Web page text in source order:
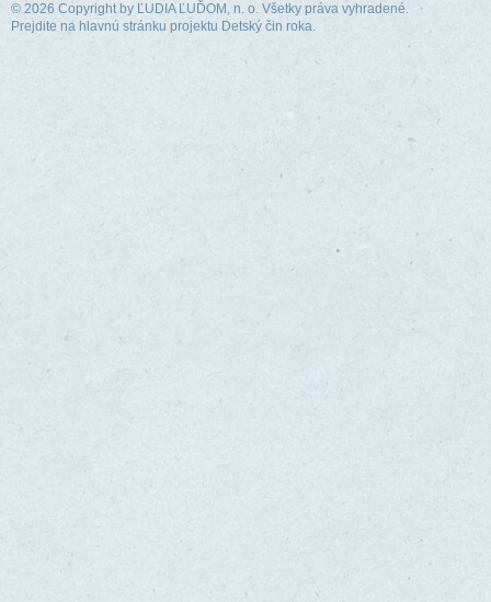
© 2026 Copyright by ĽUDIA ĽUĎOM, n. o. Všetky práva vyhradené.
Prejdite na hlavnú stránku projektu Detský čin roka.